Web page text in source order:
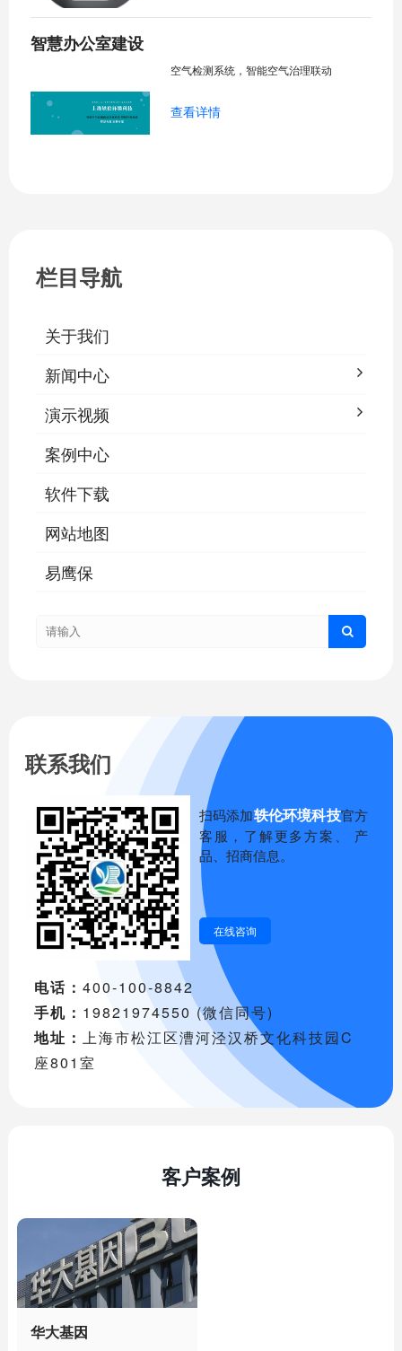
智慧办公室建设
空气检测系统，智能空气治理联动
查看详情
栏目导航
关于我们
新闻中心
演示视频
案例中心
软件下载
网站地图
易鹰保
联系我们
扫码添加轶伦环境科技官方
客服，了解更多方案、 产
品、招商信息。
在线咨询
电话： 400-100-8842
手机： 19821974550 (微信同号)
地址： 上海市松江区漕河泾汉桥文化科技园C
座801室
客户案例
华大基因